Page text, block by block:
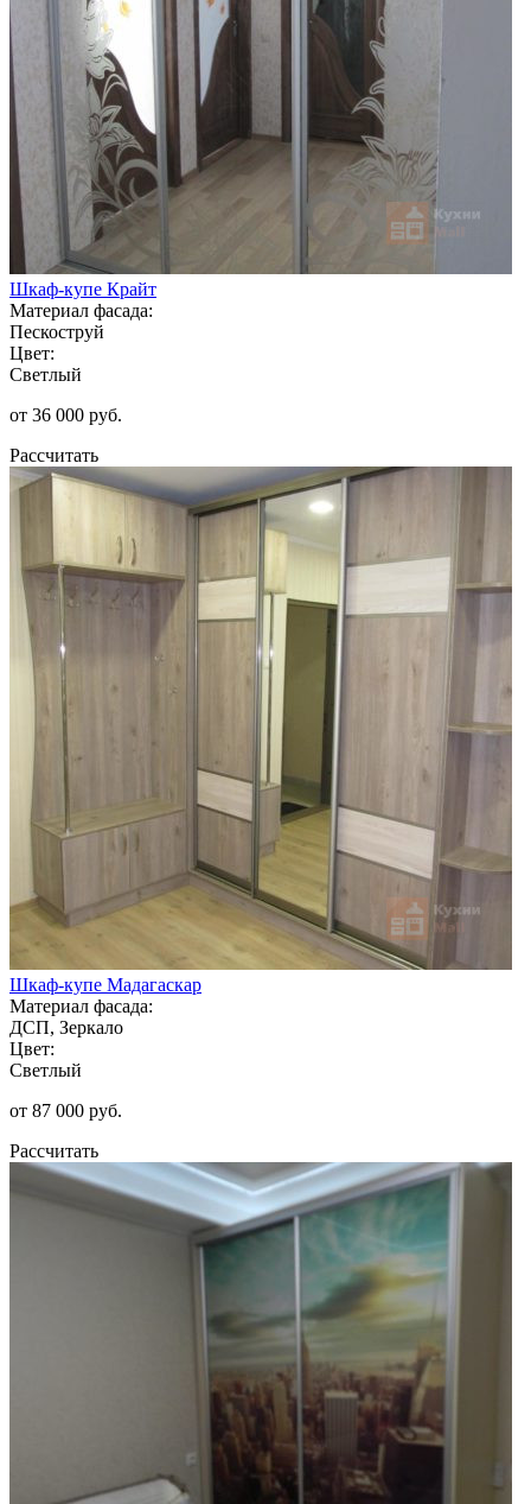
Шкаф-купе Крайт
Материал фасада:
Пескоструй
Цвет:
Светлый
от 36 000 руб.
Рассчитать
Шкаф-купе Мадагаскар
Материал фасада:
ДСП, Зеркало
Цвет:
Светлый
от 87 000 руб.
Рассчитать